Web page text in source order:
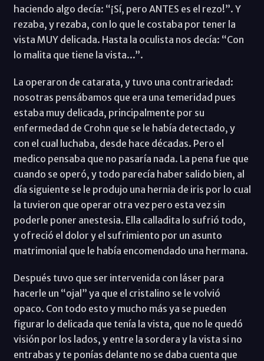
haciendo algo decía: “¡Sí, pero ANTES es el rezo!”. Y
rezaba, y rezaba, con lo que le costaba por tener la
vista MUY delicada. Hasta la oculista nos decía: “Con
lo malita que tiene la vista...”.
La operaron de catarata, y tuvo una contrariedad:
nosotras pensábamos que era una temeridad pues
estaba muy delicada, principalmente por su
enfermedad de Crohn que se le había detectado, y
con el cual luchaba, desde hace décadas. Pero el
medico pensaba que no pasaría nada. La pena fue que
cuando se operó, y todo parecía haber salido bien, al
día siguiente se le produjo una hernia de iris por lo cual
la tuvieron que operar otra vez pero esta vez sin
poderle poner anestesia. Ella calladita lo sufrió todo,
y ofreció el dolor y el sufrimiento por un asunto
matrimonial que le había encomendado una hermana.
Después tuvo que ser intervenida con láser para
hacerle un “ojal” ya que el cristalino se le volvió
opaco. Con todo esto y mucho más ya se pueden
figurar lo delicada que tenía la vista, que no le quedó
visión por los lados, y entre la sordera y la vista si no
entrabas y te ponías delante no se daba cuenta que